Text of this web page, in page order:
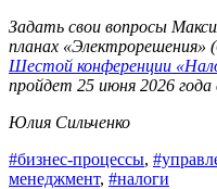
Задать свои вопросы
планах
Шестой конференции
пройдет 25 июня 2026 года
Юлия Сильченко
#бизнес-процессы,
менеджмент, #налоги